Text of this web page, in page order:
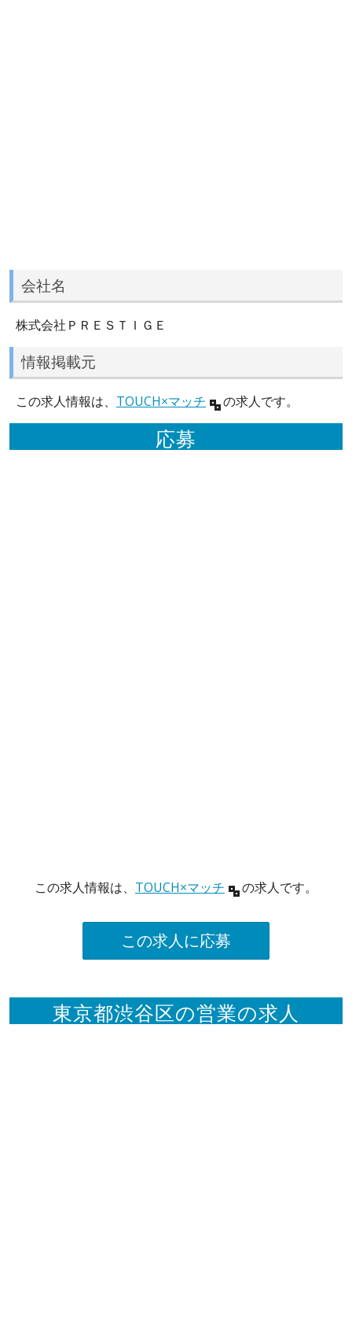
会社名
株式会社ＰＲＥＳＴＩＧＥ
情報掲載元
この求人情報は、 TOUCH×マッチ の求人です。
応募
この求人情報は、 TOUCH×マッチ の求人です。
この求人に応募
東京都渋谷区の営業の求人